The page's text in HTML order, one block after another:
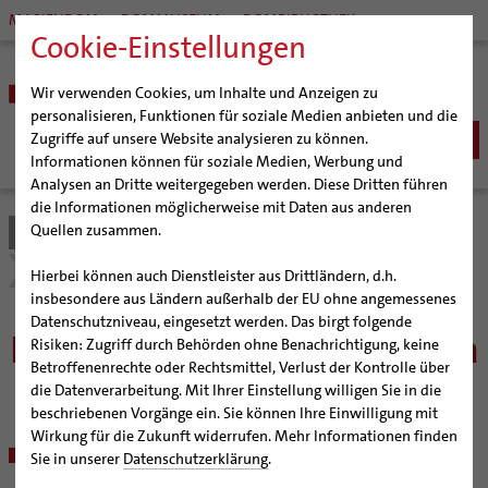
Cookie-Einstellungen
Wir verwenden Cookies, um Inhalte und Anzeigen zu
personalisieren, Funktionen für soziale Medien anbieten und die
Zugriffe auf unsere Website analysieren zu können.
Informationen können für soziale Medien, Werbung und
Analysen an Dritte weitergegeben werden. Diese Dritten führen
die Informationen möglicherweise mit Daten aus anderen
Quellen zusammen.
Hierbei können auch Dienstleister aus Drittländern, d.h.
insbesondere aus Ländern außerhalb der EU ohne angemessenes
Datenschutzniveau, eingesetzt werden. Das birgt folgende
Risiken: Zugriff durch Behörden ohne Benachrichtigung, keine
Betroffenenrechte oder Rechtsmittel, Verlust der Kontrolle über
die Datenverarbeitung. Mit Ihrer Einstellung willigen Sie in die
beschriebenen Vorgänge ein. Sie können Ihre Einwilligung mit
Wirkung für die Zukunft widerrufen. Mehr Informationen finden
Sie in unserer Datenschutzerklärung.
MARIENDOM DOMMUSEUM DOMBIBLIOTHEK
BISTUM
Bischöfe
Weihbischof Dr. Martin Marahrens
Bischof em. Norbert Trelle
Weihbischof em. Bongartz
Weihbischof em. Schwerdtfeger
Weihbischof em. Koitz
Bischof em. Dr. Wüstenberg
Generalvikariat
Gremien
Diözesangericht
Gemeindegremien
Pfarrgemeinden
Hildesheimer Dom
Virtueller Rundgang durch den Dom
Tausendjähriger Rosenstock
Die Hildesheimer Dommusik
Wallfahrten | Pilgern
Termine Wallfahrten und Pilgern
Jakobswege im Bistum Hildesheim
Veranstaltungen
Strategieprozess
Jugend
SEELSORGE
Katholisch werden
Wiedereintritt
Erwachsenenkatechumenat
Glaube leben
Glaubensveranstaltungen
Taufe
Fragen zur Taufe
Erwachsenentaufe
Taufsymbole
Erstkommunion
Firmung
Hochzeit
Katholisch heiraten
Lebensende
BERATUNG & HILFE
Ehe-, Familien-, und Lebensberatung (EFL)
Schwangerenberatung
Beratungsstellen
Prävention und Hilfe bei sexualisierter Gewalt
Schuldnerberatung
Beratungsstellen
Caritas
Bischöfliche Stiftung Gemeinsam für das Leben
BILDUNG & KULTUR
Schulen | Hochschulen
Katholische Schulen im Bistum
Veranstaltungen
Schulpastoral
Bistum Hildesheim
Stellenanzeigen
Freie Stellen an katholischen
Schulen
Sozialpädagogische Fachkraft / Schwerpunkt Beratung (w/m/d) an